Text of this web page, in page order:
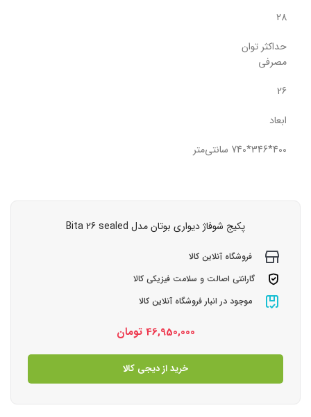
28
حداکثر توان
مصرفی
26
ابعاد
400*346*740 سانتی‌متر
پکیج شوفاژ دیواری بوتان مدل Bita 26 sealed
فروشگاه آنلاین کالا
گارانتی اصالت و سلامت فیزیکی کالا
موجود در انبار فروشگاه آنلاین کالا
46,950,000 تومان
خرید از دیجی کالا